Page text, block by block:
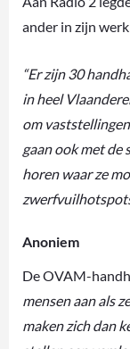
ander in zijn
“Er zijn 30
in heel
om
gaan ook met de
horen waar ze
Anoniem
De OVAM-
mensen aan als
maken zich dan